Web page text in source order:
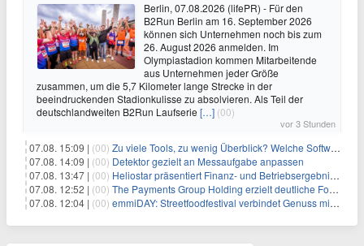
Berlin, 07.08.2026 (lifePR) - Für den
B2Run Berlin am 16. September 2026
können sich Unternehmen noch bis zum
26. August 2026 anmelden. Im
Olympiastadion kommen Mitarbeitende
aus Unternehmen jeder Größe
zusammen, um die 5,7 Kilometer lange Strecke in der
beeindruckenden Stadionkulisse zu absolvieren. Als Teil der
deutschlandweiten B2Run Laufserie […] (00)
vor 3 Stunden
07.08. 15:09 | (00) Zu viele Tools, zu wenig Überblick? Welche Software IT-Dienstleister wirklich brauchen
07.08. 14:09 | (00) Detektor gezielt an Messaufgabe anpassen
07.08. 13:47 | (00) Heliostar präsentiert Finanz- und Betriebsergebnis für das zweite Quartal 2026 mit Goldproduktion und Barreserven in Rekordhöhe
07.08. 12:52 | (00) The Payments Group Holding erzielt deutliche Fortschritte bei ihren AI-Projekten
07.08. 12:04 | (00) emmiDAY: Streetfoodfestival verbindet Genuss mit Engagement gegen Brustkrebs